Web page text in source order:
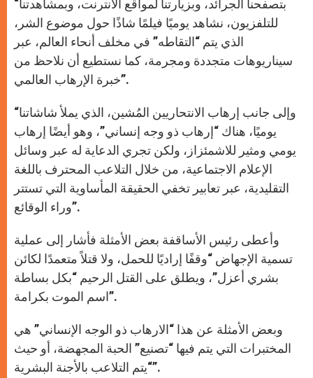
“بتصفحنا الجرائد، وبزيارتنا لمواقع الانترنت، وبمشاهدتنا
للتلفزيون، نشاهد يوميًا فيلمًا شاذًا حول موضوع الشر،
الذي يتم “التقاطه” في مخلف أنحاء العالم، عبر
سيناريوهات متجددة ومجرمة، كما نستطيع أن نلاحظ من
خبرة الإرهاب العالمي”.
“وإلى جانب إرهاب الانتحاريين المُشين، الذي يملأ شاشاتنا
يوميًا، هناك “إرهاب ذو وجه إنساني”، وهو أيضًا إرهاب
يومي ومثير للاشمئزاز، ولكن تجري الدعاية له عبر وسائل
الإعلام الاجتماعية، من خلال التلاعب المحترف باللغة
التقليدية، عبر تعابير تخفي الحقيقة المأساوية التي تستتر
وراء الوقائع”.
وأعطى رئيس الأساقفة بعض الأمثلة فأشار إلى عملية
تسمية الإجهاض “وقفًا إراديًا للحمل، ولا قتلاً متعمدًا لكائن
بشري أعزل”، ويطلق على القتل الرحيم “بكل بساطة
اسم الموت بكرامة”.
وبعض الأمثلة عن هذا “الارهاب ذو الوجه الإنساني” هي
المختبرات التي يتم فيها “تصنيع” الحبة المجهضة، أو حيث
“يتم التلاعب بالأجنة البشرية”.